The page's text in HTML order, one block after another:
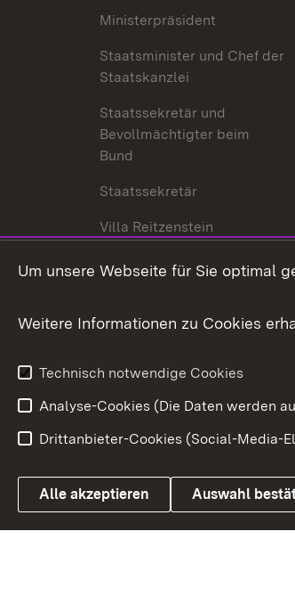
Ministerpräsident
Staatsminister und Chef der
Staatskanzlei
Staatssekretär und
Bevollmächtigter beim
Bund
Staatssekretär
Villa Reitzenstein
Kontakt und Anfahrt
Link zum Landesportal
Um unsere Webseite für Sie optimal
Weitere Informationen zu Cookies
Technisch notwendige Cookies
Analyse-Cookies (Die Daten werden
Drittanbieter-Cookies (Social-Media-
Alle akzeptieren Auswahl